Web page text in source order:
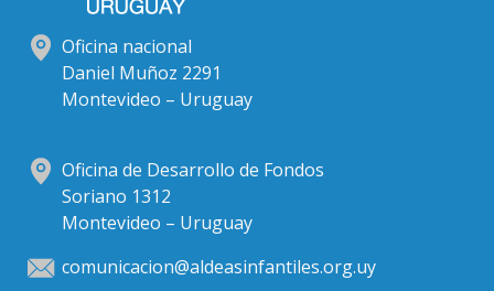
Oficina nacional
Daniel Muñoz 2291
Montevideo – Uruguay
Oficina de Desarrollo de Fondos
Soriano 1312
Montevideo – Uruguay
comunicacion@aldeasinfantiles.org.uy